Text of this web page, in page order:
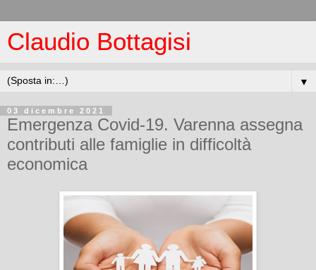
Claudio Bottagisi
▼
03 dicembre 2021
Emergenza Covid-19. Varenna assegna
contributi alle famiglie in difficoltà
economica